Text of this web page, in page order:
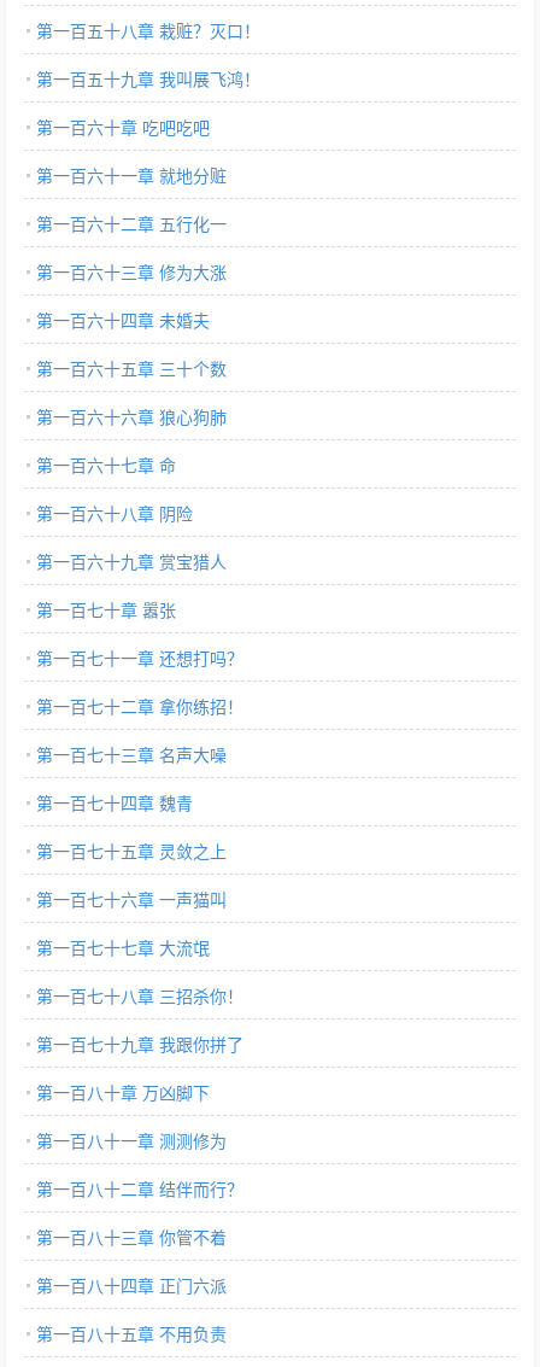
第一百五十八章 栽赃？灭口！
第一百五十九章 我叫展飞鸿！
第一百六十章 吃吧吃吧
第一百六十一章 就地分赃
第一百六十二章 五行化一
第一百六十三章 修为大涨
第一百六十四章 未婚夫
第一百六十五章 三十个数
第一百六十六章 狼心狗肺
第一百六十七章 命
第一百六十八章 阴险
第一百六十九章 赏宝猎人
第一百七十章 嚣张
第一百七十一章 还想打吗？
第一百七十二章 拿你练招！
第一百七十三章 名声大噪
第一百七十四章 魏青
第一百七十五章 灵敛之上
第一百七十六章 一声猫叫
第一百七十七章 大流氓
第一百七十八章 三招杀你！
第一百七十九章 我跟你拼了
第一百八十章 万凶脚下
第一百八十一章 测测修为
第一百八十二章 结伴而行？
第一百八十三章 你管不着
第一百八十四章 正门六派
第一百八十五章 不用负责